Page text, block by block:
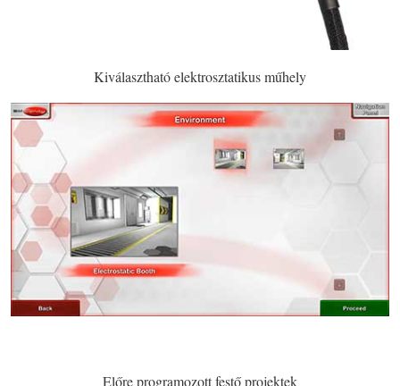
Kiválasztható elektrosztatikus műhely
Előre programozott festő projektek